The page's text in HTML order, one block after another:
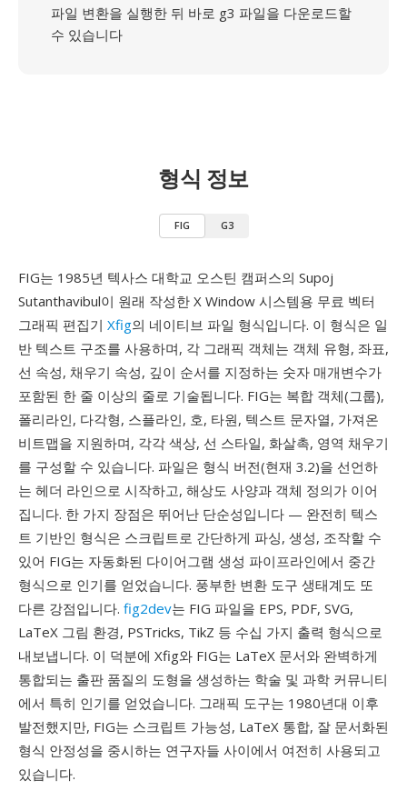
파일 변환을 실행한 뒤 바로 g3 파일을 다운로드할
수 있습니다
형식 정보
FIG G3
FIG는 1985년 텍사스 대학교 오스틴 캠퍼스의 Supoj
Sutanthavibul이 원래 작성한 X Window 시스템용 무료 벡터
그래픽 편집기 Xfig의 네이티브 파일 형식입니다. 이 형식은 일
반 텍스트 구조를 사용하며, 각 그래픽 객체는 객체 유형, 좌표,
선 속성, 채우기 속성, 깊이 순서를 지정하는 숫자 매개변수가
포함된 한 줄 이상의 줄로 기술됩니다. FIG는 복합 객체(그룹),
폴리라인, 다각형, 스플라인, 호, 타원, 텍스트 문자열, 가져온
비트맵을 지원하며, 각각 색상, 선 스타일, 화살촉, 영역 채우기
를 구성할 수 있습니다. 파일은 형식 버전(현재 3.2)을 선언하
는 헤더 라인으로 시작하고, 해상도 사양과 객체 정의가 이어
집니다. 한 가지 장점은 뛰어난 단순성입니다 — 완전히 텍스
트 기반인 형식은 스크립트로 간단하게 파싱, 생성, 조작할 수
있어 FIG는 자동화된 다이어그램 생성 파이프라인에서 중간
형식으로 인기를 얻었습니다. 풍부한 변환 도구 생태계도 또
다른 강점입니다. fig2dev는 FIG 파일을 EPS, PDF, SVG,
LaTeX 그림 환경, PSTricks, TikZ 등 수십 가지 출력 형식으로
내보냅니다. 이 덕분에 Xfig와 FIG는 LaTeX 문서와 완벽하게
통합되는 출판 품질의 도형을 생성하는 학술 및 과학 커뮤니티
에서 특히 인기를 얻었습니다. 그래픽 도구는 1980년대 이후
발전했지만, FIG는 스크립트 가능성, LaTeX 통합, 잘 문서화된
형식 안정성을 중시하는 연구자들 사이에서 여전히 사용되고
있습니다.